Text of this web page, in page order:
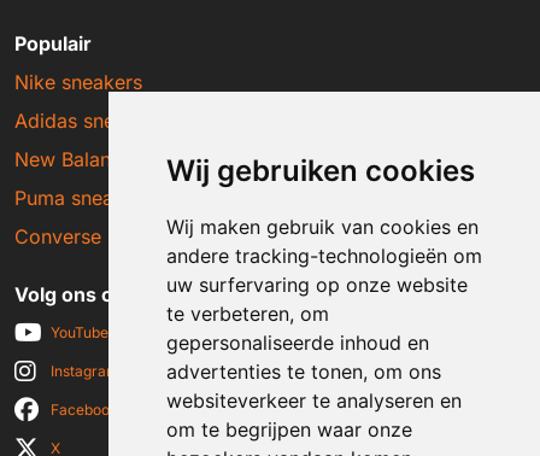
Wij gebruiken cookies
Wij maken gebruik van cookies en
andere tracking-technologieën om
uw surfervaring op onze website
te verbeteren, om
gepersonaliseerde inhoud en
advertenties te tonen, om ons
websiteverkeer te analyseren en
om te begrijpen waar onze
Populair
Nike sneakers
Adidas sneakers
New Balance sneakers
Puma sneakers
Converse sneakers
Volg ons op social media
YouTube
Instagram
Facebook
X